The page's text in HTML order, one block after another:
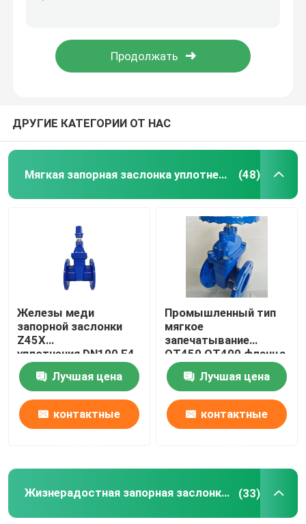
Фильтр литого железа y
Резиновый задерживающий клапан места
задерживающий клапан шумоглушителя
Задерживающий клапан литого железа молчаливый
Узелковый задерживающий клапан литого железа
ДРУГИЕ КАТЕГОРИИ ОТ НАС
Мягкая запорная заслонка уплотнения (48)
Железы меди
запорной заслонки
Z45X
уплотнения DN100 F4
запорная заслонка
места мягкой
жизнерадостная
Лучшая цена
контактные
Промышленный тип
мягкое
запечатывание
QT450 QT400 фланца
запорной заслонки
GGG40
промышленное
Лучшая цена
контактные
Жизнерадостная запорная заслонка места (33)